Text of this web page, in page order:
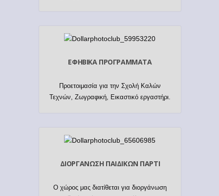
ΕΦΗΒΙΚΑ ΠΡΟΓΡΑΜΜΑΤΑ
Προετοιμασία για την Σχολή Καλών
Τεχνών, Ζωγραφική, Εικαστικό εργαστήρι.
ΔΙΟΡΓΑΝΩΣΗ ΠΑΙΔΙΚΩΝ ΠΑΡΤΙ
Ο χώρος μας διατίθεται για διοργάνωση